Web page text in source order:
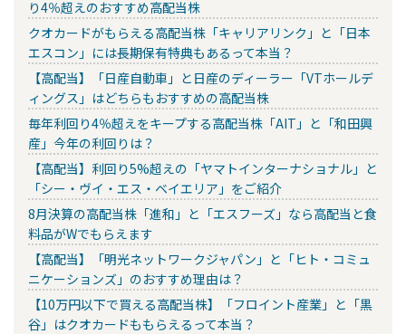
り4％超えのおすすめ高配当株
クオカードがもらえる高配当株「キャリアリンク」と「日本
エスコン」には長期保有特典もあるって本当？
【高配当】「日産自動車」と日産のディーラー「VTホールデ
ィングス」はどちらもおすすめの高配当株
毎年利回り4％超えをキープする高配当株「AIT」と「和田興
産」今年の利回りは？
【高配当】利回り5%超えの「ヤマトインターナショナル」と
「シー・ヴイ・エス・ベイエリア」をご紹介
8月決算の高配当株「進和」と「エスフーズ」なら高配当と食
料品がWでもらえます
【高配当】「明光ネットワークジャパン」と「ヒト・コミュ
ニケーションズ」のおすすめ理由は？
【10万円以下で買える高配当株】「フロイント産業」と「黒
谷」はクオカードももらえるって本当？